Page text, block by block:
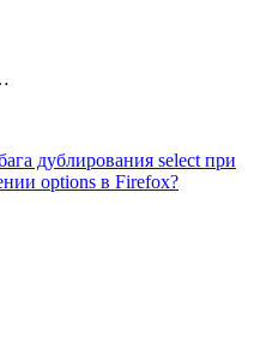
дублирования select при
options в Firefox?